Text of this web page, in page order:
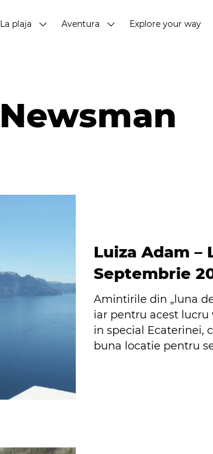
La plaja Aventura Explore your way
Newsman
Luiza Adam –
Septembrie
Amintirile din „luna
iar pentru acest
in special Ecaterinei,
buna locatie pentru